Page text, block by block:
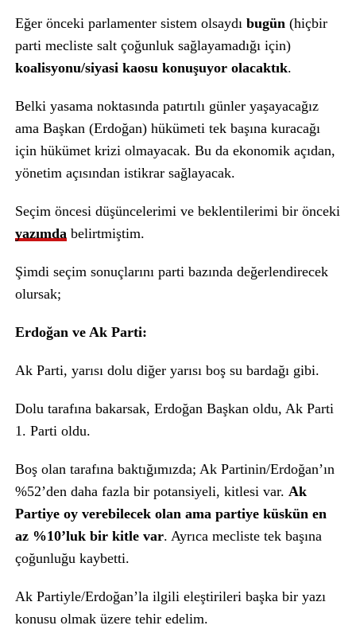
Eğer önceki parlamenter sistem olsaydı bugün(hiçbir
parti mecliste salt çoğunluk sağlayamadığı için)
koalisyonu/siyasi kaosu konuşuyor olacaktık.
Belki yasama noktasında patırtılı günler yaşayacağız
ama Başkan (Erdoğan) hükümeti tek başına kuracağı
için hükümet krizi olmayacak. Bu da ekonomik açıdan,
yönetim açısından istikrar sağlayacak.
Seçim öncesi düşüncelerimi ve beklentilerimi bir önceki
yazımdabelirtmiştim.
Şimdi seçim sonuçlarını parti bazında değerlendirecek
olursak;
Erdoğan ve Ak Parti:
Ak Parti, yarısı dolu diğer yarısı boş su bardağı gibi.
Dolu tarafına bakarsak, Erdoğan Başkan oldu, Ak Parti
1. Parti oldu.
Boş olan tarafına baktığımızda; Ak Partinin/Erdoğan’ın
%52’den daha fazla bir potansiyeli, kitlesi var. Ak
Partiye oy verebilecek olan ama partiye küskün en
az %10’luk bir kitle var. Ayrıca mecliste tek başına
çoğunluğu kaybetti.
Ak Partiyle/Erdoğan’la ilgili eleştirileri başka bir yazı
konusu olmak üzere tehir edelim.